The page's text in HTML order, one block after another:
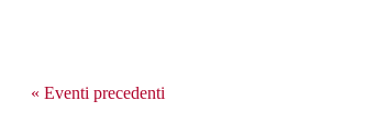
« Eventi precedenti